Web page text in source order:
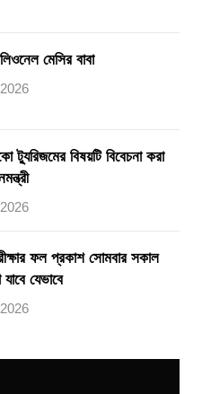
মেসির বাবা
ট্যুরিজমের বিষয়টি বিবেচনা করা
ফল প্রকাশ সোমবার সকাল
যেভাবে